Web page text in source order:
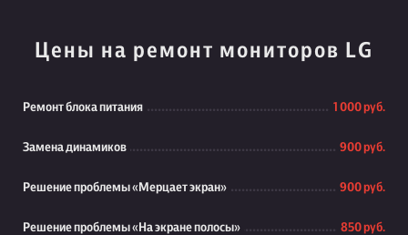
Цены на ремонт мониторов LG
Ремонт блока питания 1 000 руб.
Замена динамиков 900 руб.
Решение проблемы «Мерцает экран» 900 руб.
Решение проблемы «На экране полосы» 850 руб.